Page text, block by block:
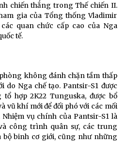
chiến thắng trong Thế chiến II.
gia của Tổng thống Vladimir
quan chức cấp cao của Nga
tế.
không đánh chặn tầm thấp
do Nga chế tạo. Pantsir-S1 được
hợp 2K22 Tunguska, được bổ
vũ khí mới để đối phó với các mối
vụ chính của Pantsir-S1 là
công trình quân sự, các trung
bộ binh cơ giới, cũng như những